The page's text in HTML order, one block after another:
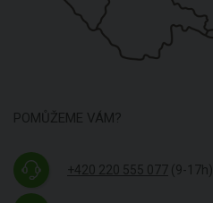
POMŮŽEME VÁM?
+420 220 555 077 (9-17h)